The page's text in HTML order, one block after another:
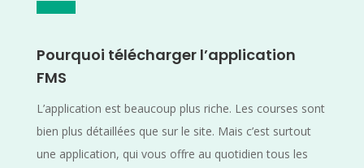
Pourquoi télécharger l’application
FMS
L’application est beaucoup plus riche. Les courses sont
bien plus détaillées que sur le site. Mais c’est surtout
une application, qui vous offre au quotidien tous les